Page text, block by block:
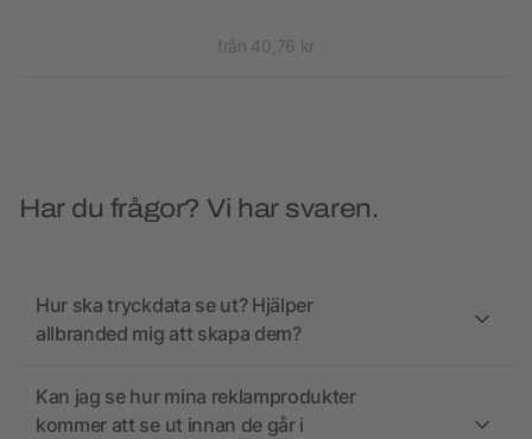
från 40,76 kr
Har du frågor? Vi har svaren.
Hur ska tryckdata se ut? Hjälper
allbranded mig att skapa dem?
Kan jag se hur mina reklamprodukter
kommer att se ut innan de går i